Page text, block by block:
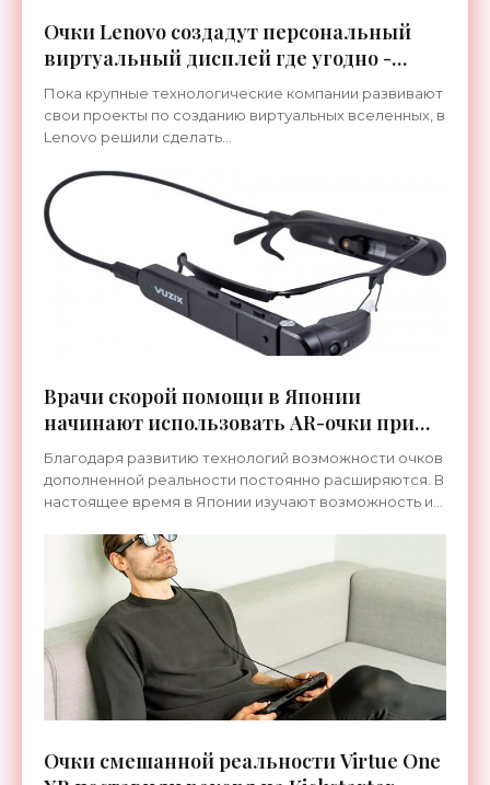
Очки Lenovo создадут персональный
виртуальный дисплей где угодно -
«Гаджеты»
Пока крупные технологические компании развивают
свои проекты по созданию виртуальных вселенных, в
Lenovo решили сделать...
Врачи скорой помощи в Японии
начинают использовать AR-очки при
транспортировке пациентов -
«Технологии»
Благодаря развитию технологий возможности очков
дополненной реальности постоянно расширяются. В
настоящее время в Японии изучают возможность их
Очки смешанной реальности Virtue One